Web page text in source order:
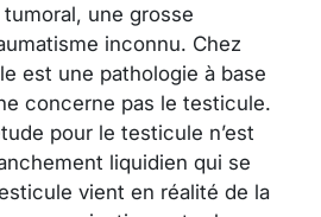
une grosse
inconnu. Chez
est une pathologie à base
concerne pas le testicule.
pour le testicule n’est
liquidien qui se
vient en réalité de la